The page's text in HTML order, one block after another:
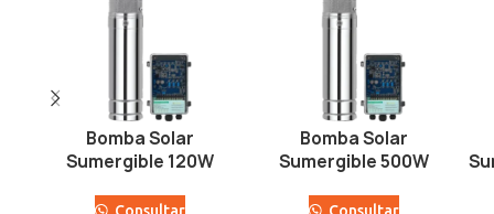
Bomba Solar
Sumergible 120W
Bomba Solar
Sumergible 500W